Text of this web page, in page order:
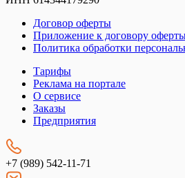
Договор оферты
Приложение к договору
Политика обработки
Тарифы
Реклама на портале
О сервисе
Заказы
Предприятия
+7 (989) 542-11-71